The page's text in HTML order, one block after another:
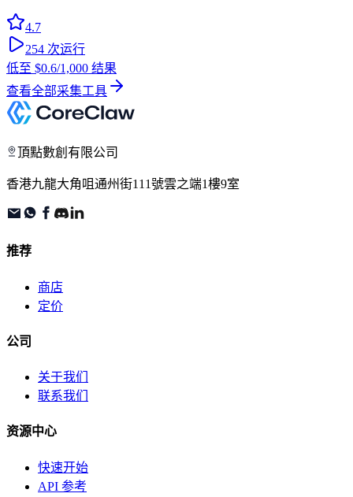
4.7
254 次运行
低至 $0.6/1,000 结果
查看全部采集工具
頂點數創有限公司
香港九龍大角咀通州街111號雲之端1樓9室
推荐
商店
定价
公司
关于我们
联系我们
资源中心
快速开始
API 参考